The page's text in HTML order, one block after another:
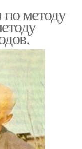
методу